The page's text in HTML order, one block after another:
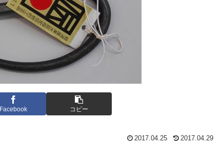
Facebook コピー
2017.04.25 2017.04.29